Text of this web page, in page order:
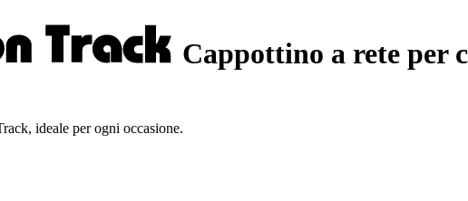
Cappottino a rete per
ideale per ogni occasione.